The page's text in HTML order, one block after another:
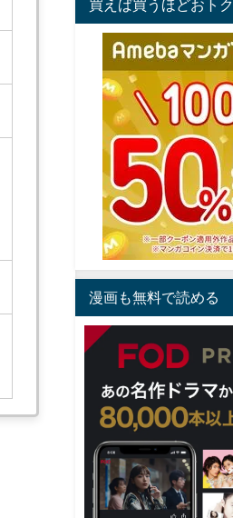
買えば買うほどおトク
漫画も無料で読める